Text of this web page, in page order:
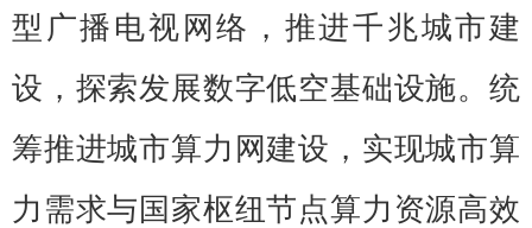
型广播电视网络，推进千兆城市建
设，探索发展数字低空基础设施。统
筹推进城市算力网建设，实现城市算
力需求与国家枢纽节点算力资源高效